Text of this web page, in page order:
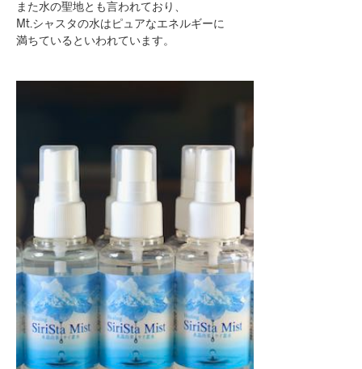
また水の聖地とも言われており、
Mt.シャスタの水はピュアなエネルギーに
満ちているといわれています。